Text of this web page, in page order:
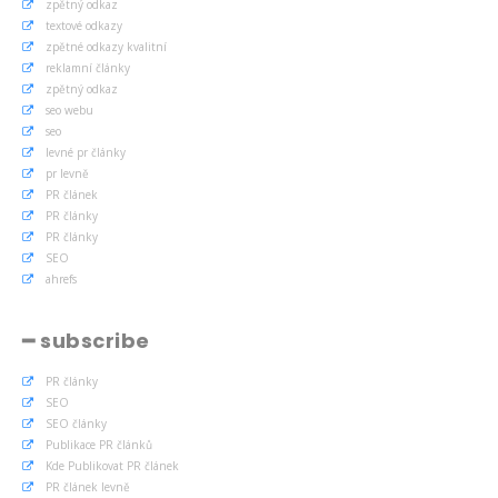
zpětný odkaz
textové odkazy
zpětné odkazy kvalitní
reklamní články
zpětný odkaz
seo webu
seo
levné pr články
pr levně
PR článek
PR články
PR články
SEO
ahrefs
━ subscribe
PR články
SEO
SEO články
Publikace PR článků
Kde Publikovat PR článek
PR článek levně